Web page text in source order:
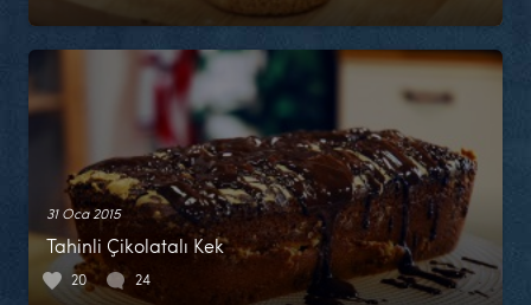
31 Oca 2015
Tahinli Çikolatalı Kek
20 24